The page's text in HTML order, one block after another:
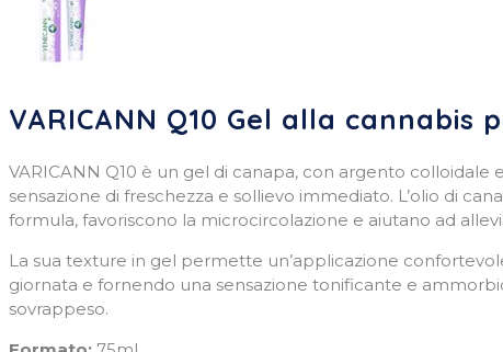
VARICANN Q10 Gel alla
VARICANN Q10 è un gel di canapa, con argento
sensazione di freschezza e sollievo immediato. L’olio di
formula, favoriscono la microcircolazione e aiutano ad
La sua texture in gel permette un’applicazione
giornata e fornendo una sensazione tonificante e
sovrappeso.